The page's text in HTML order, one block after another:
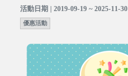
活動日期 | 2019-09-19 ~ 2025-11-30
優惠活動